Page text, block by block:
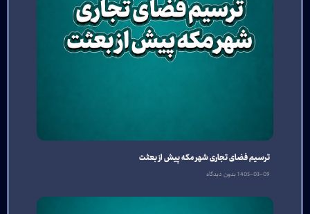
ترسیم فضای تجاری شهر مکه پیش از بعثت
1405-03-09بدون دیدگاه